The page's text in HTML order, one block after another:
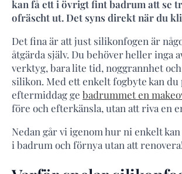
kan få ett i övrigt fint badrum att se
ofräscht ut. Det syns direkt när du
Det fina är att just silikonfogen är
åtgärda själv. Du behöver heller inga
verktyg, bara lite tid, noggrannhet
silikon. Med ett enkelt fogbyte kan du
eftermiddag ge badrummet en
före och efterkänsla, utan att riva en
Nedan går vi igenom hur ni enkelt
i badrum och förnya utan att renovera!